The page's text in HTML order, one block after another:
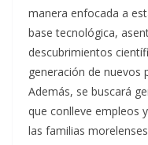
manera enfocada a
base tecnológica,
descubrimientos
generación de nuevos
Además, se buscará
que conlleve empleos
las familias